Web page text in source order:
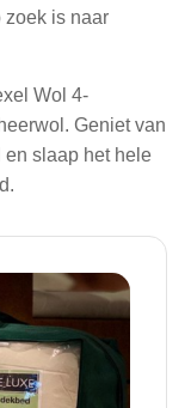
zoek is naar
Wol 4-
Geniet van
slaap het hele